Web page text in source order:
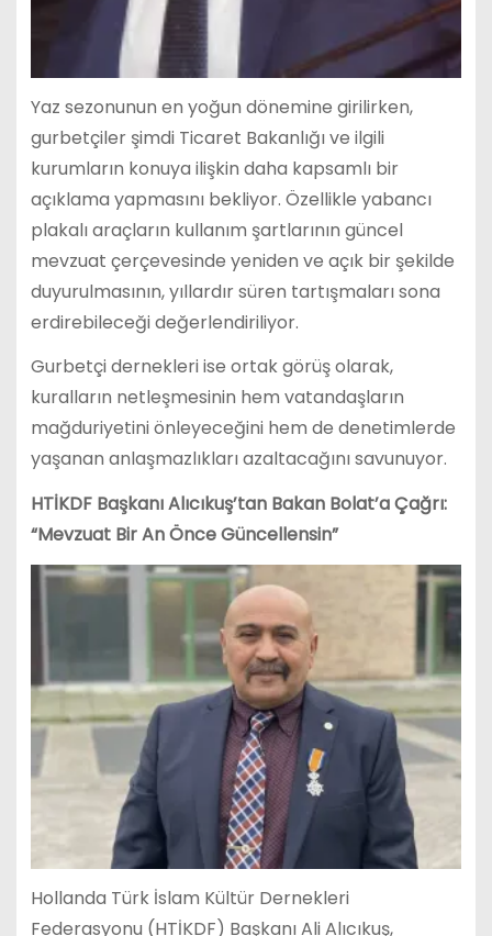
Yaz sezonunun en yoğun dönemine girilirken,
gurbetçiler şimdi Ticaret Bakanlığı ve ilgili
kurumların konuya ilişkin daha kapsamlı bir
açıklama yapmasını bekliyor. Özellikle yabancı
plakalı araçların kullanım şartlarının güncel
mevzuat çerçevesinde yeniden ve açık bir şekilde
duyurulmasının, yıllardır süren tartışmaları sona
erdirebileceği değerlendiriliyor.
Gurbetçi dernekleri ise ortak görüş olarak,
kuralların netleşmesinin hem vatandaşların
mağduriyetini önleyeceğini hem de denetimlerde
yaşanan anlaşmazlıkları azaltacağını savunuyor.
HTİKDF Başkanı Alıcıkuş’tan Bakan Bolat’a Çağrı:
“Mevzuat Bir An Önce Güncellensin”
Hollanda Türk İslam Kültür Dernekleri
Federasyonu (HTİKDF) Başkanı Ali Alıcıkuş,